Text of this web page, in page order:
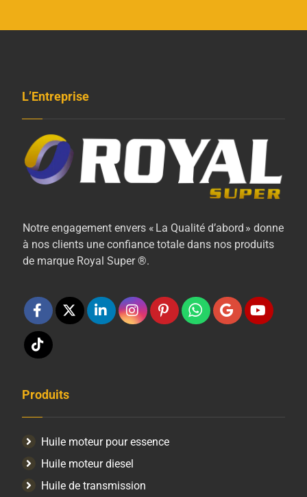
L’Entreprise
Notre engagement envers « La Qualité d’abord » donne
à nos clients une confiance totale dans nos produits
de marque Royal Super ®.
Produits
Huile moteur pour essence
Huile moteur diesel
Huile de transmission